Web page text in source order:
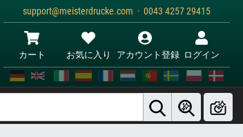
support@meisterdrucke.com · 0043 4257 29415
カート お気に入り アカウント登録 ログイン